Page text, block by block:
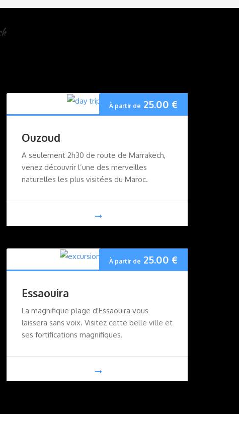
À partir de 25.00 €
Ouzoud
A seulement 2h30 de route de Marrakech,
venez découvrir l’une des merveilles
naturelles les plus visitées du Maroc.
À partir de 25.00 €
Essaouira
La magnifique plage d'Essaouira vous
laissera sans voix. Visitez cette belle ville et
ses fortifications magnifiques.